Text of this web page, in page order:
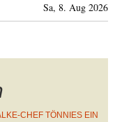
Sa, 8. Aug 2026
CHEF TÖNNIES EIN